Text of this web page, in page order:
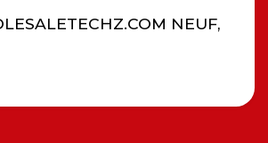
NEUF,